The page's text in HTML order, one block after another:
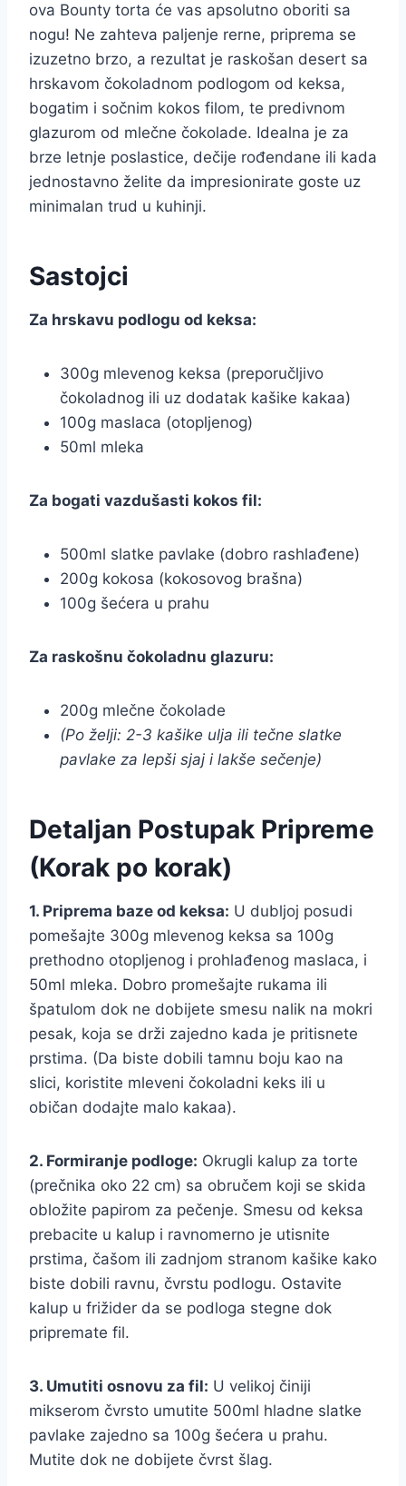
ova Bounty torta će vas apsolutno oboriti sa
nogu! Ne zahteva paljenje rerne, priprema se
izuzetno brzo, a rezultat je raskošan desert sa
hrskavom čokoladnom podlogom od keksa,
bogatim i sočnim kokos filom, te predivnom
glazurom od mlečne čokolade. Idealna je za
brze letnje poslastice, dečije rođendane ili kada
jednostavno želite da impresionirate goste uz
minimalan trud u kuhinji.
Sastojci
Za hrskavu podlogu od keksa:
300g mlevenog keksa (preporučljivo
čokoladnog ili uz dodatak kašike kakaa)
100g maslaca (otopljenog)
50ml mleka
Za bogati vazdušasti kokos fil:
500ml slatke pavlake (dobro rashlađene)
200g kokosa (kokosovog brašna)
100g šećera u prahu
Za raskošnu čokoladnu glazuru:
200g mlečne čokolade
(Po želji: 2-3 kašike ulja ili tečne slatke
pavlake za lepši sjaj i lakše sečenje)
Detaljan Postupak Pripreme
(Korak po korak)
1. Priprema baze od keksa: U dubljoj posudi
pomešajte 300g mlevenog keksa sa 100g
prethodno otopljenog i prohlađenog maslaca, i
50ml mleka. Dobro promešajte rukama ili
špatulom dok ne dobijete smesu nalik na mokri
pesak, koja se drži zajedno kada je pritisnete
prstima. (Da biste dobili tamnu boju kao na
slici, koristite mleveni čokoladni keks ili u
običan dodajte malo kakaa).
2. Formiranje podloge: Okrugli kalup za torte
(prečnika oko 22 cm) sa obručem koji se skida
obložite papirom za pečenje. Smesu od keksa
prebacite u kalup i ravnomerno je utisnite
prstima, čašom ili zadnjom stranom kašike kako
biste dobili ravnu, čvrstu podlogu. Ostavite
kalup u frižider da se podloga stegne dok
pripremate fil.
3. Umutiti osnovu za fil: U velikoj činiji
mikserom čvrsto umutite 500ml hladne slatke
pavlake zajedno sa 100g šećera u prahu.
Mutite dok ne dobijete čvrst šlag.